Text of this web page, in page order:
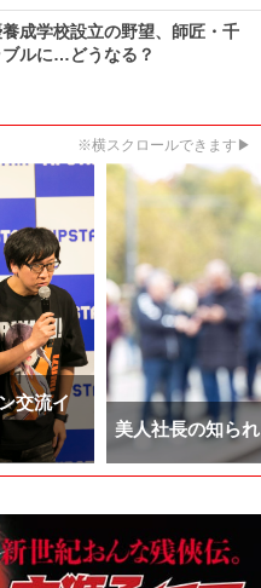
成学校設立の野望、師匠・千
ルに…どうなる？
※横スクロールできます▶
交流イ
美人社長の知ら